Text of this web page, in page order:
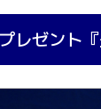
レゼント